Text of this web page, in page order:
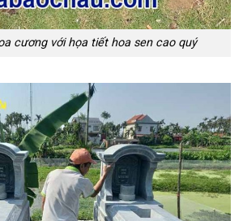
cương với họa tiết hoa sen cao quý